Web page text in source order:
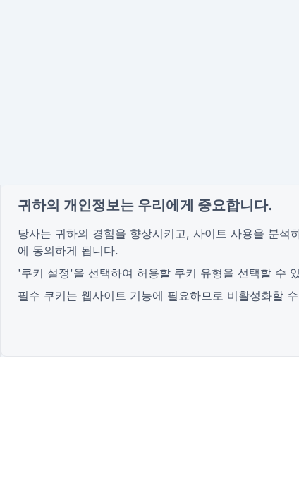
귀하의 개인정보는 우리에게 중요합니다.
당사는 귀하의 경험을 향상시키고, 사이트 사용을 분
에 동의하게 됩니다.
'쿠키 설정'을 선택하여 허용할 쿠키 유형을 선택할 수
필수 쿠키는 웹사이트 기능에 필요하므로 비활성화할